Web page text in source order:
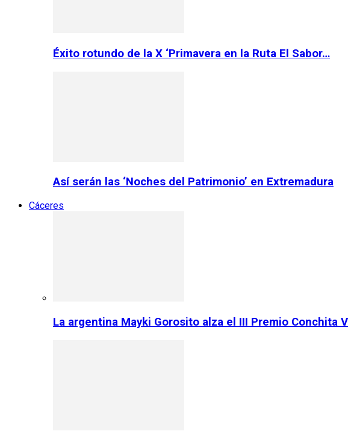
Éxito rotundo de la X ‘Primavera en la Ruta El Sabor…
Así serán las ‘Noches del Patrimonio’ en Extremadura
Cáceres
La argentina Mayki Gorosito alza el III Premio Conchita